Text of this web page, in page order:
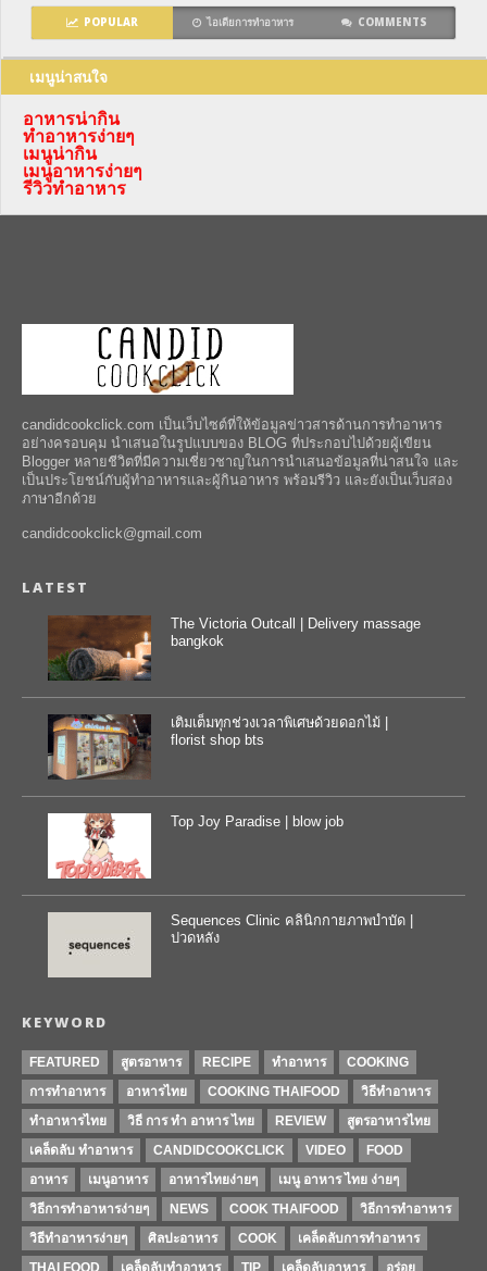
POPULAR ไอเดียการทำอาหาร COMMENTS
เมนูน่าสนใจ
อาหารน่ากิน
ทำอาหารง่ายๆ
เมนูน่ากิน
เมนูอาหารง่ายๆ
รีวิวทำอาหาร
candidcookclick.com เป็นเว็บไซต์ที่ให้ข้อมูลข่าวสารด้านการทำอาหาร
อย่างครอบคุม นำเสนอในรูปแบบของ BLOG ที่ประกอบไปด้วยผู้เขียน
Blogger หลายชีวิตที่มีความเชี่ยวชาญในการนำเสนอข้อมูลที่น่าสนใจ และ
เป็นประโยชน์กับผู้ทำอาหารและผู้กินอาหาร พร้อมรีวิว และยังเป็นเว็บสอง
ภาษาอีกด้วย
candidcookclick@gmail.com
LATEST
The Victoria Outcall | Delivery massage
bangkok
เติมเต็มทุกช่วงเวลาพิเศษด้วยดอกไม้ |
florist shop bts
Top Joy Paradise | blow job
Sequences Clinic คลินิกกายภาพบำบัด |
ปวดหลัง
KEYWORD
FEATURED สูตรอาหาร RECIPE ทำอาหาร
COOKING
การทำอาหาร
อาหารไทย COOKING THAIFOOD
วิธีทำอาหาร
ทำอาหารไทย
วิธี การ ทำ อาหาร ไทย REVIEW
สูตรอาหารไทย
เคล็ดลับ ทำอาหาร
CANDIDCOOKCLICK VIDEO
FOOD
อาหาร
เมนูอาหาร อาหารไทยง่ายๆ
เมนู อาหาร ไทย ง่ายๆ
วิธีการทําอาหารง่ายๆ
NEWS COOK THAIFOOD
วิธีการทำอาหาร
วิธีทำอาหารง่ายๆ
ศิลปะอาหาร COOK
เคล็ดลับการทำอาหาร
THAI FOOD
เคล็ดลับทำอาหาร TIP เคล็ดลับอาหาร อร่อย